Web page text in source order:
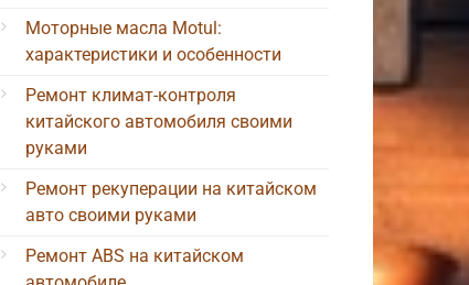
Моторные масла Motul:
характеристики и особенности
Ремонт климат-контроля
китайского автомобиля своими
руками
Ремонт рекуперации на китайском
авто своими руками
Ремонт ABS на китайском